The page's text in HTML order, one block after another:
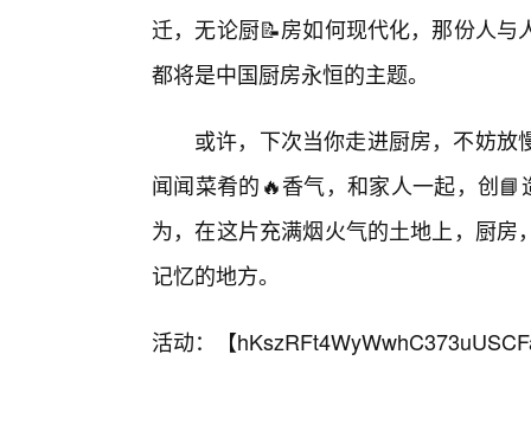
迁，无论厨📝房如何现代化，那份人
都将是中国厨房永恒的主题。
或许，下次当你走进厨房，不妨
闻闻菜肴的🔥香气，和家人一起，创
为，在这片充满烟火气的土地上，厨
记忆的地方。
活动：【